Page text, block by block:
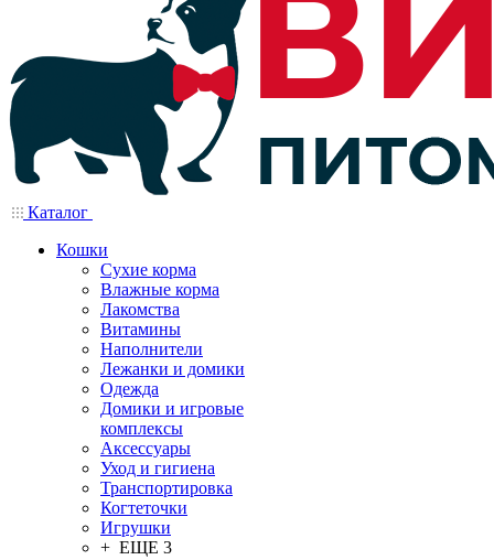
Каталог
Кошки
Сухие корма
Влажные корма
Лакомства
Витамины
Наполнители
Лежанки и домики
Одежда
Домики и игровые
комплексы
Аксессуары
Уход и гигиена
Транспортировка
Когтеточки
Игрушки
+ ЕЩЕ 3